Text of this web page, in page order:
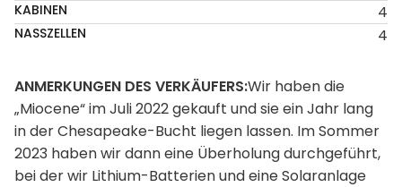
KABINEN 4
NASSZELLEN 4
ANMERKUNGEN DES VERKÄUFERS:Wir haben die
„Miocene“ im Juli 2022 gekauft und sie ein Jahr lang
in der Chesapeake-Bucht liegen lassen. Im Sommer
2023 haben wir dann eine Überholung durchgeführt,
bei der wir Lithium-Batterien und eine Solaranlage